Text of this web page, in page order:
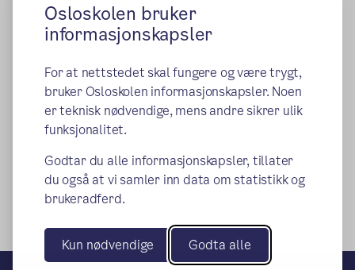
Osloskolen bruker
informasjonskapsler
For at nettstedet skal fungere og være trygt,
bruker Osloskolen informasjonskapsler. Noen
er teknisk nødvendige, mens andre sikrer ulik
funksjonalitet.
Godtar du alle informasjonskapsler, tillater
du også at vi samler inn data om statistikk og
brukeradferd.
Kun nødvendige Godta alle
Hvis det er flere søkere enn ledige plasser, rangeres
søkerne etter kriteriene som er gitt i forskrift om
innfrir kriteriene, skal få plass på skolen.